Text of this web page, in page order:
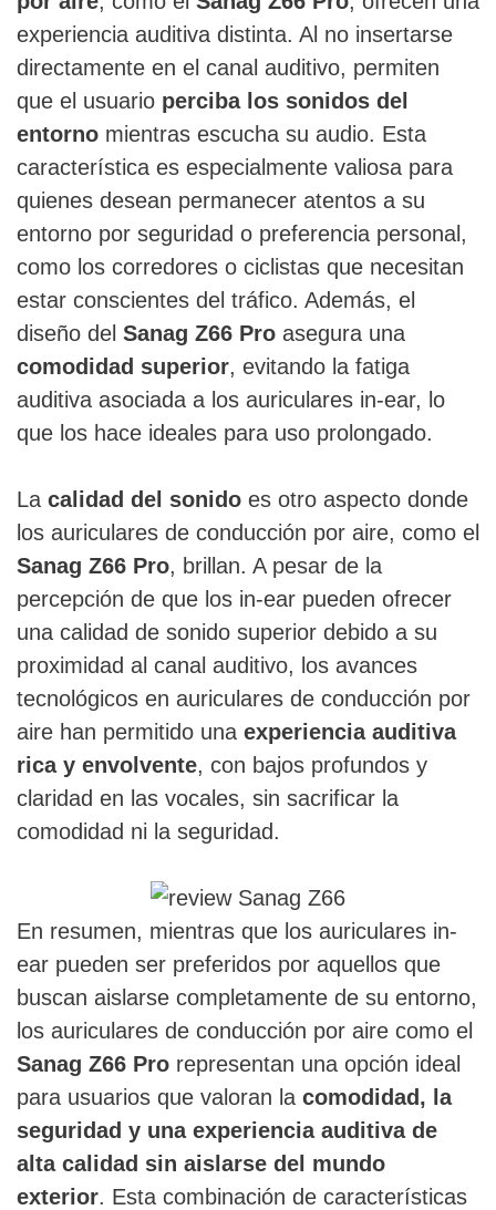
experiencia auditiva distinta. Al no insertarse
directamente en el canal auditivo, permiten
que el usuario perciba los sonidos del
entorno mientras escucha su audio. Esta
característica es especialmente valiosa para
quienes desean permanecer atentos a su
entorno por seguridad o preferencia personal,
como los corredores o ciclistas que necesitan
estar conscientes del tráfico. Además, el
diseño del Sanag Z66 Pro asegura una
comodidad superior, evitando la fatiga
auditiva asociada a los auriculares in-ear, lo
que los hace ideales para uso prolongado.
La calidad del sonido es otro aspecto donde
los auriculares de conducción por aire, como el
Sanag Z66 Pro, brillan. A pesar de la
percepción de que los in-ear pueden ofrecer
una calidad de sonido superior debido a su
proximidad al canal auditivo, los avances
tecnológicos en auriculares de conducción por
aire han permitido una experiencia auditiva
rica y envolvente, con bajos profundos y
claridad en las vocales, sin sacrificar la
comodidad ni la seguridad.
En resumen, mientras que los auriculares in-
ear pueden ser preferidos por aquellos que
buscan aislarse completamente de su entorno,
los auriculares de conducción por aire como el
Sanag Z66 Pro representan una opción ideal
para usuarios que valoran la comodidad, la
seguridad y una experiencia auditiva de
alta calidad sin aislarse del mundo
exterior. Esta combinación de características